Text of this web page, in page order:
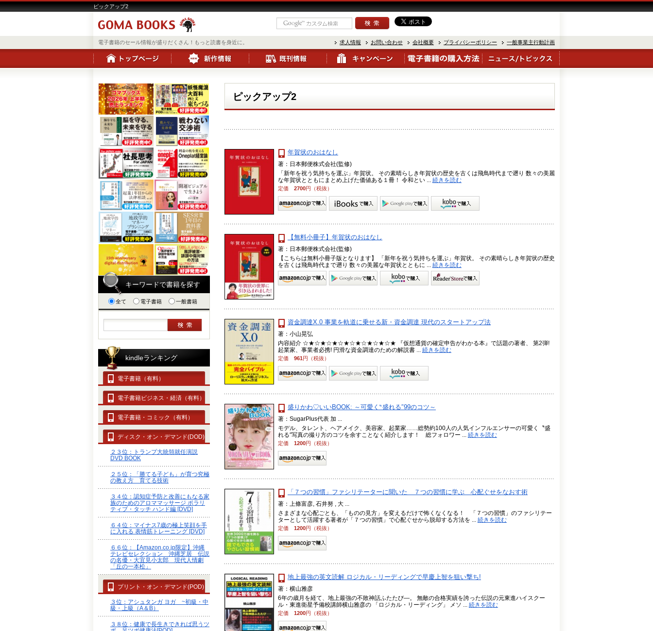
ピックアップ2
電子書籍のセール情報が盛りだくさん！もっと読書を身近に。 求人情報 お問い合わせ 会社概要 プライバシーポリシー 一般事業主行動計画
ピックアップ2
年賀状のおはなし
著：日本郵便株式会社(監修)
「新年を祝う気持ちを運ぶ」年賀状。 その素晴らしき年賀状の歴史を古くは飛鳥時代まで遡り 数々の美麗
な年賀状とともにまとめ上げた価値ある１冊！ 令和とい ... 続きを読む
定価 2700円（税抜）
【無料小冊子】年賀状のおはなし
著：日本郵便株式会社(監修)
【こちらは無料小冊子版となります】 「新年を祝う気持ちを運ぶ」年賀状。 その素晴らしき年賀状の歴史
を古くは飛鳥時代まで遡り 数々の美麗な年賀状とともに ... 続きを読む
資金調達X.0 事業を軌道に乗せる新・資金調達 現代のスタートアップ法
著：小山晃弘
内容紹介 ☆★☆★☆★☆★☆★☆★☆★☆★ 『仮想通貨の確定申告がわかる本』で話題の著者、 第2弾!
起業家、事業者必携! 円滑な資金調達のための解説書 ... 続きを読む
定価 961円（税抜）
盛りかわ♡いいBOOK: ～可愛く‶盛れる″99のコツ～
著：SugarPlus代表 加 ...
モデル、タレント、ヘアメイク、美容家、起業家……総勢約100人の人気インフルエンサーの可愛く〝盛
れる″写真の撮り方のコツを余すことなく紹介します！ 総フォロワー ... 続きを読む
定価 1200円（税抜）
「７つの習慣」ファシリテーターに聞いた ７つの習慣に学ぶ 心配ぐせをなおす術
著：上條富彦, 石井努 , 大 ...
さまざまな心配ごとも、「ものの見方」を変えるだけで怖くなくなる！ 「７つの習慣」のファシリテー
ターとして活躍する著者が「７つの習慣」で心配ぐせから脱却する方法を ... 続きを読む
定価 1200円（税抜）
地上最強の英文読解 ロジカル・リーディングで早慶上智を狙い撃ち!
著：横山雅彦
6年の歳月を経て、地上最強の不敗神話ふたたび―。 無敵の合格実績を誇った伝説の元東進ハイスクー
ル・東進衛星予備校講師横山雅彦の 「ロジカル・リーディング」 メソ ... 続きを読む
定価 1200円（税抜）
キーワードで書籍を探す
全て 電子書籍 一般書籍
kindleランキング
電子書籍（有料）
電子書籍ビジネス・経済（有料）
電子書籍・コミック（有料）
ディスク・オン・デマンド(DOD)
２３位：トランプ大統領就任演説
DVD BOOK
２５位：「勝てる子ども」が育つ究極
の教え方 育てる技術
３４位：認知症予防と改善にもなる家
族のためのアロママッサージ ポラリ
ティブ・タッチ ハンド編 [DVD]
６４位：マイナス7歳の極上笑顔を手
に入れる 表情筋トレーニング [DVD]
６６位：【Amazon.co.jp限定】沖縄
テレビセレクション 沖縄芝居 伝説
の名優・大宜見小太郎 現代人情劇
「丘の一本松」
プリント・オン・デマンド(POD)
３位：アシュタンガ ヨガ ~初級・中
級・上級（A＆B）
３８位：健康で長生きできれば思うツ